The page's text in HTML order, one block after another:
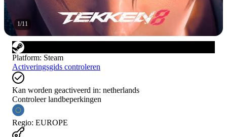
1/11
Platform: Steam
Activeringsgids controleren
Kan worden geactiveerd in: netherlands
Controleer landbeperkingen
Regio: EUROPE